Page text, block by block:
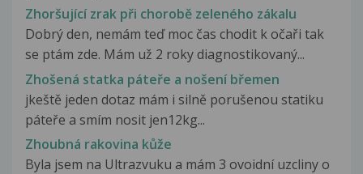
Zhoršující zrak při chorobě zeleného zákalu
Dobrý den, nemám teď moc čas chodit k očaři tak
se ptám zde. Mám už 2 roky diagnostikovaný...
Zhošená statka páteře a nošení břemen
jkeště jeden dotaz mám i silně porušenou statiku
páteře a smím nosit jen12kg...
Zhoubná rakovina kůže
Byla jsem na Ultrazvuku a mám 3 ovoidní uzcliny o